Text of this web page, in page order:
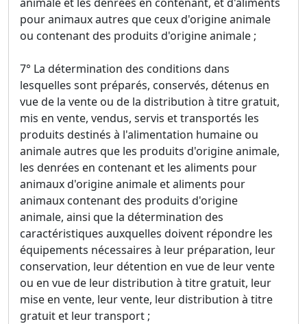
pour animaux autres que ceux d'origine animale
ou contenant des produits d'origine animale ;
7° La détermination des conditions dans
lesquelles sont préparés, conservés, détenus en
vue de la vente ou de la distribution à titre gratuit,
mis en vente, vendus, servis et transportés les
produits destinés à l'alimentation humaine ou
animale autres que les produits d'origine animale,
les denrées en contenant et les aliments pour
animaux d'origine animale et aliments pour
animaux contenant des produits d'origine
animale, ainsi que la détermination des
caractéristiques auxquelles doivent répondre les
équipements nécessaires à leur préparation, leur
conservation, leur détention en vue de leur vente
ou en vue de leur distribution à titre gratuit, leur
mise en vente, leur vente, leur distribution à titre
gratuit et leur transport ;